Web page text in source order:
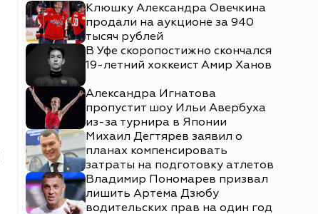
Клюшку Александра Овечкина
продали на аукционе за 940
тысяч рублей
В Уфе скоропостижно скончался
19-летний хоккеист Амир Ханов
Александра Игнатова
пропустит шоу Ильи Авербуха
из-за турнира в Японии
Михаил Дегтярев заявил о
планах компенсировать
затраты на подготовку атлетов
Владимир Пономарев призвал
лишить Артема Дзюбу
водительских прав на один год